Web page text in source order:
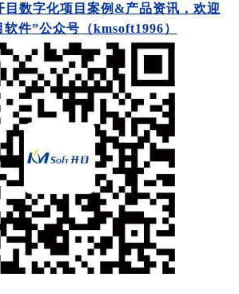
目数字化项目案例&产品资讯，欢迎
软件”公众号（kmsoft1996）